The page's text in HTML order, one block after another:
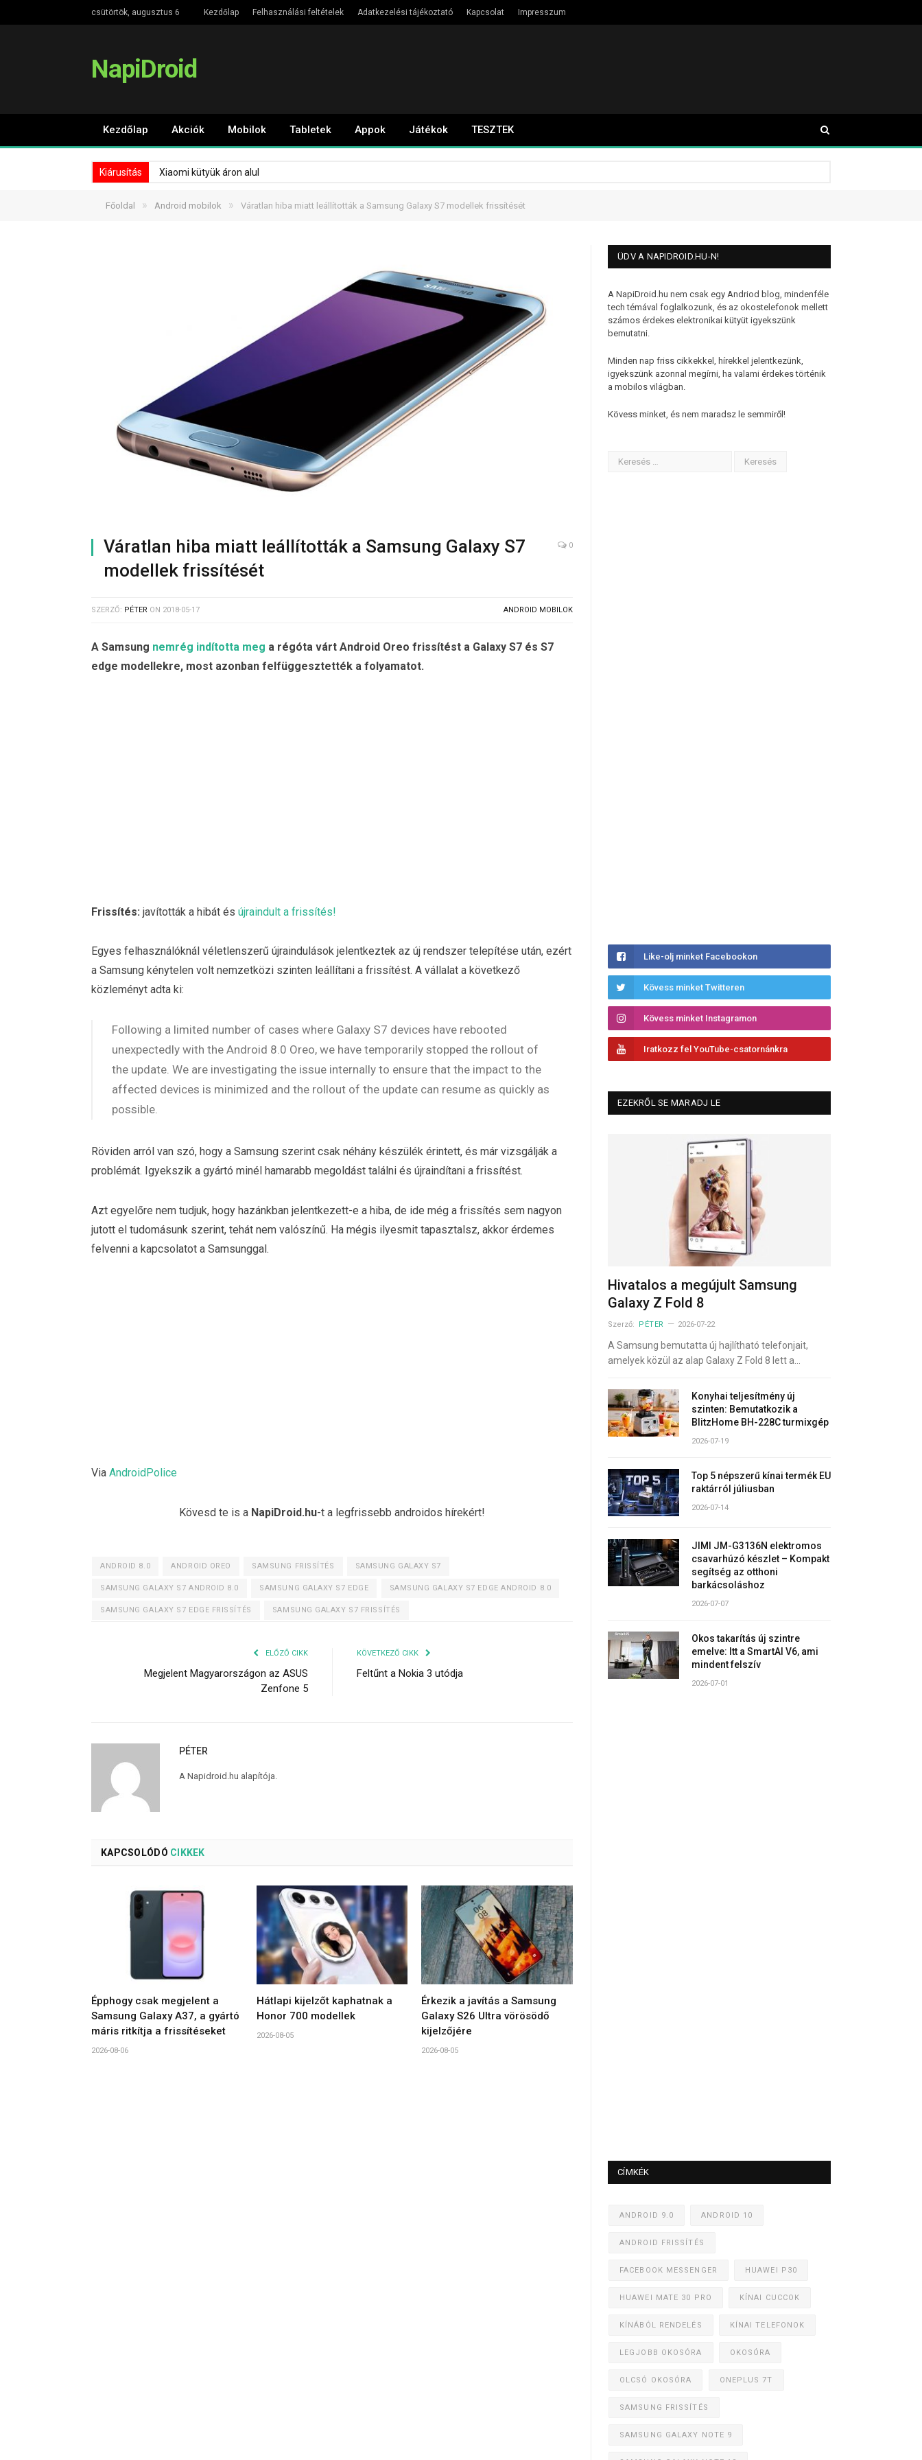
csütörtök, augusztus 6 Kezdőlap Felhasználási feltételek Adatkezelési tájékoztató Kapcsolat Impresszum
NapiDroid
Kezdőlap Akciók Mobilok Tabletek Appok Játékok TESZTEK
Kiárusítás Xiaomi kütyük áron alul
Főoldal » Android mobilok » Váratlan hiba miatt leállították a Samsung Galaxy S7 modellek frissítését
Váratlan hiba miatt leállították a Samsung Galaxy S7
modellek frissítését
0
SZERZŐ: PÉTER ON 2018-05-17 ANDROID MOBILOK
A Samsung nemrég indította meg a régóta várt Android Oreo frissítést a Galaxy S7 és S7
edge modellekre, most azonban felfüggesztették a folyamatot.
Frissítés: javították a hibát és újraindult a frissítés!
Egyes felhasználóknál véletlenszerű újraindulások jelentkeztek az új rendszer telepítése után, ezért
a Samsung kénytelen volt nemzetközi szinten leállítani a frissítést. A vállalat a következő
közleményt adta ki:
Following a limited number of cases where Galaxy S7 devices have rebooted
unexpectedly with the Android 8.0 Oreo, we have temporarily stopped the rollout of
the update. We are investigating the issue internally to ensure that the impact to the
affected devices is minimized and the rollout of the update can resume as quickly as
possible.
Röviden arról van szó, hogy a Samsung szerint csak néhány készülék érintett, és már vizsgálják a
problémát. Igyekszik a gyártó minél hamarabb megoldást találni és újraindítani a frissítést.
Azt egyelőre nem tudjuk, hogy hazánkban jelentkezett-e a hiba, de ide még a frissítés sem nagyon
jutott el tudomásunk szerint, tehát nem valószínű. Ha mégis ilyesmit tapasztalsz, akkor érdemes
felvenni a kapcsolatot a Samsunggal.
Via AndroidPolice
Kövesd te is a NapiDroid.hu-t a legfrissebb androidos hírekért!
ANDROID 8.0 ANDROID OREO SAMSUNG FRISSÍTÉS SAMSUNG GALAXY S7
SAMSUNG GALAXY S7 ANDROID 8.0 SAMSUNG GALAXY S7 EDGE SAMSUNG GALAXY S7 EDGE ANDROID 8.0
SAMSUNG GALAXY S7 EDGE FRISSÍTÉS SAMSUNG GALAXY S7 FRISSÍTÉS
ELŐZŐ CIKK
Megjelent Magyarországon az ASUS
Zenfone 5
KÖVETKEZŐ CIKK
Feltűnt a Nokia 3 utódja
PÉTER
A Napidroid.hu alapítója.
KAPCSOLÓDÓ CIKKEK
Épphogy csak megjelent a
Samsung Galaxy A37, a gyártó
máris ritkítja a frissítéseket
2026-08-06
Hátlapi kijelzőt kaphatnak a
Honor 700 modellek
2026-08-05
Érkezik a javítás a Samsung
Galaxy S26 Ultra vörösödő
kijelzőjére
2026-08-05
ÜDV A NAPIDROID.HU-N!
A NapiDroid.hu nem csak egy Andriod blog, mindenféle
tech témával foglalkozunk, és az okostelefonok mellett
számos érdekes elektronikai kütyüt igyekszünk
bemutatni.
Minden nap friss cikkekkel, hírekkel jelentkezünk,
igyekszünk azonnal megírni, ha valami érdekes történik
a mobilos világban.
Kövess minket, és nem maradsz le semmiről!
Like-olj minket Facebookon
Kövess minket Twitteren
Kövess minket Instagramon
Iratkozz fel YouTube-csatornánkra
EZEKRŐL SE MARADJ LE
Hivatalos a megújult Samsung
Galaxy Z Fold 8
Szerző: PÉTER 2026-07-22
A Samsung bemutatta új hajlítható telefonjait,
amelyek közül az alap Galaxy Z Fold 8 lett a…
Konyhai teljesítmény új
szinten: Bemutatkozik a
BlitzHome BH-228C turmixgép
2026-07-19
Top 5 népszerű kínai termék EU
raktárról júliusban
2026-07-14
JIMI JM-G3136N elektromos
csavarhúzó készlet – Kompakt
segítség az otthoni
barkácsoláshoz
2026-07-07
Okos takarítás új szintre
emelve: Itt a SmartAI V6, ami
mindent felszív
2026-07-01
CÍMKÉK
ANDROID 9.0 ANDROID 10
ANDROID FRISSÍTÉS
FACEBOOK MESSENGER HUAWEI P30
HUAWEI MATE 30 PRO KÍNAI CUCCOK
KÍNÁBÓL RENDELÉS KÍNAI TELEFONOK
LEGJOBB OKOSÓRA OKOSÓRA
OLCSÓ OKOSÓRA ONEPLUS 7T
SAMSUNG FRISSÍTÉS
SAMSUNG GALAXY NOTE 9